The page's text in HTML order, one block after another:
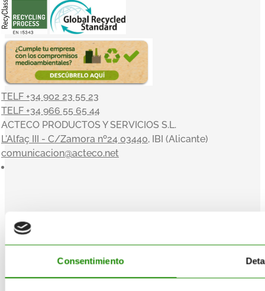
Consentimiento
TELF +34 902 23 55 23
TELF +34 966 55 65 44
ACTECO PRODUCTOS Y SERVICIOS S.L.
L'Alfaç III - C/Zamora nº24 03440, IBI (Alicante)
comunicacion@acteco.net
compromiso con el medioambiente y el entorno, y en
ACTECO estamos muy satisfechos por poder aportar
nuestro granito de arena. Nuestros valores sirven de
inspiración a la toma de decisiones: Orientación al cliente,
Innovación, Equipo, Pasión y Profesionalidad nos